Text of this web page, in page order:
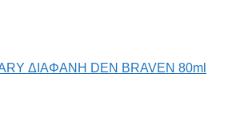
ΔΙΑΦΑΝΗ DEN BRAVEN 80ml